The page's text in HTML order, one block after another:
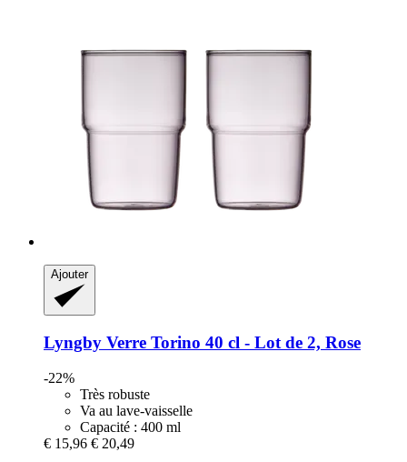
Ajouter
Lyngby Verre Torino 40 cl -​ Lot de 2, Rose
-22%
Très robuste
Va au lave-vaisselle
Capacité : 400 ml
€ 15,96 € 20,49